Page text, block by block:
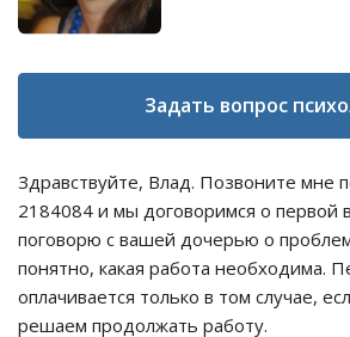
Задать вопрос
Здравствуйте, Влад. Позвоните мне
2184084 и мы договоримся о первой
поговорю с вашей дочерью о
понятно, какая работа необходима.
оплачивается только в том случае,
решаем продолжать работу.